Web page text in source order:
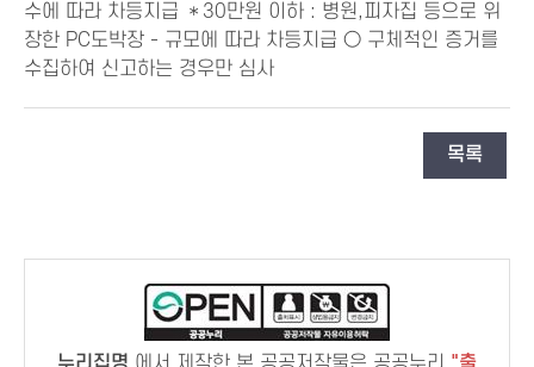
수에 따라 차등지급 ＊30만원 이하 : 병원,피자집 등으로 위
장한 PC도박장 - 규모에 따라 차등지급 ○ 구체적인 증거를
수집하여 신고하는 경우만 심사
목록